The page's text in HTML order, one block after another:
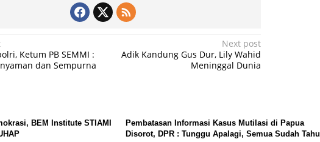
Ketum PB SEMMI :
dan Sempurna
Next post
Adik Kandung Gus Dur, Lily Wahid
Meninggal Dunia
BEM Institute STIAMI
Pembatasan Informasi Kasus Mutilasi di Papua
Disorot, DPR : Tunggu Apalagi, Semua Sudah Tahu